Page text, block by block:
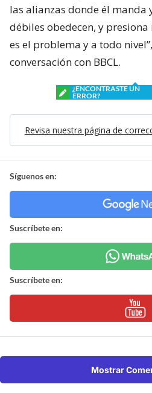
las alianzas donde él manda
débiles obedecen, y presiona
es el problema y a todo
conversación con BBCL.
¿ENCONTRASTE UN
ERROR?
Revisa nuestra página de
Síguenos en:
Suscríbete en:
Suscríbete en:
Mostrar